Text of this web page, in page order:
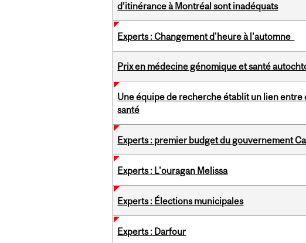
d’itinérance à Montréal sont inadéquats
Experts : Changement d'heure à l'automne
Prix en médecine génomique et santé
Une équipe de recherche établit un lien
santé
Experts : premier budget du gouvernement
Experts : L'ouragan Melissa
Experts : Élections municipales
Experts : Darfour